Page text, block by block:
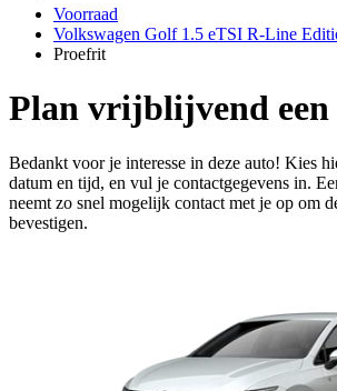
Voorraad
Volkswagen Golf 1.5 eTSI R-Line
Proefrit
Plan vrijblijvend
Bedankt voor je interesse in deze auto! Kies
datum en tijd, en vul je contactgegevens in.
neemt zo snel mogelijk contact met je op om
bevestigen.